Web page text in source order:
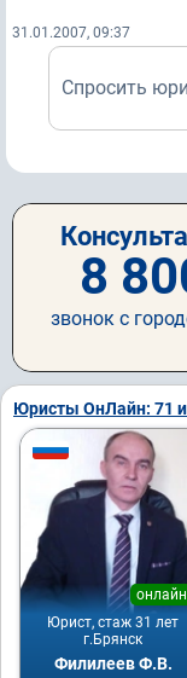
31.01.2007, 09:37
Спросить
8
звонок с
Юристы ОнЛайн: 71
Юрист, стаж 31 лет
онлайн
г.Брянск
Филилеев Ф.В.